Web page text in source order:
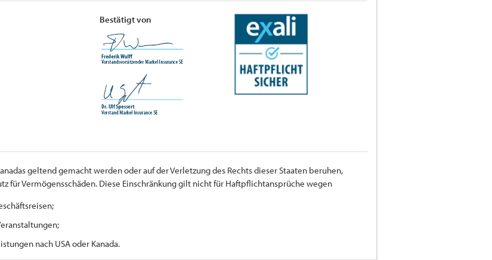
Bestätigt von
geltend gemacht werden oder auf der Verletzung des Rechts dieser Staaten beruhen,
für Vermögensschäden. Diese Einschränkung gilt nicht für Haftpflichtansprüche wegen
nach USA oder Kanada.